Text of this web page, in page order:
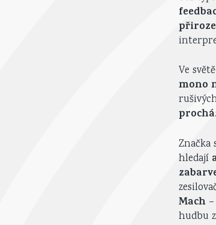
Ve
mono
Značka
hledají
Mach
hudbu